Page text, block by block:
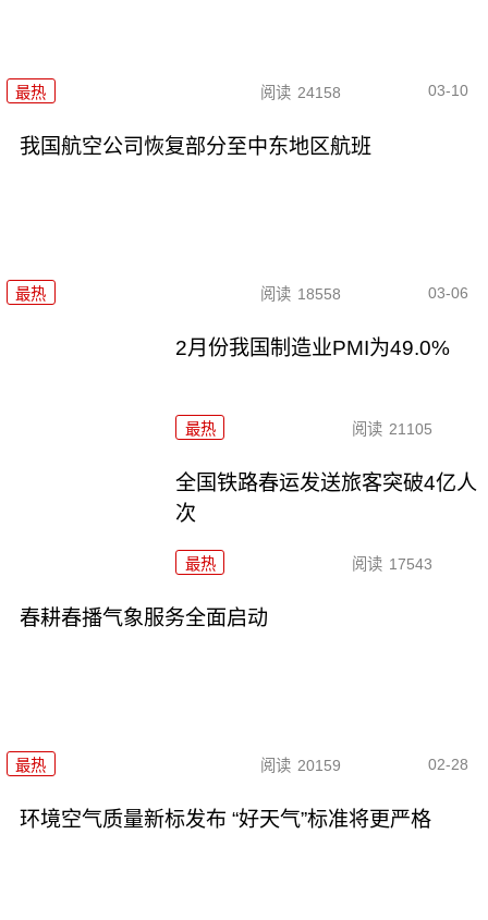
最热 阅读 24158 03-10
我国航空公司恢复部分至中东地区航班
最热 阅读 18558 03-06
2月份我国制造业PMI为49.0%
最热 阅读 21105
全国铁路春运发送旅客突破4亿人
次
最热 阅读 17543
春耕春播气象服务全面启动
最热 阅读 20159 02-28
环境空气质量新标发布 “好天气”标准将更严格